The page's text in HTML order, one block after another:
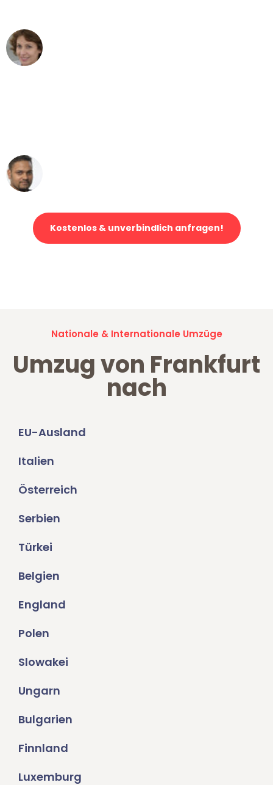
Kostenlos & unverbindlich anfragen!
Nationale & Internationale Umzüge
Umzug von Frankfurt
nach
EU-Ausland
Italien
Österreich
Serbien
Türkei
Belgien
England
Polen
Slowakei
Ungarn
Bulgarien
Finnland
Luxemburg